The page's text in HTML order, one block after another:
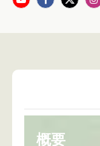
概要